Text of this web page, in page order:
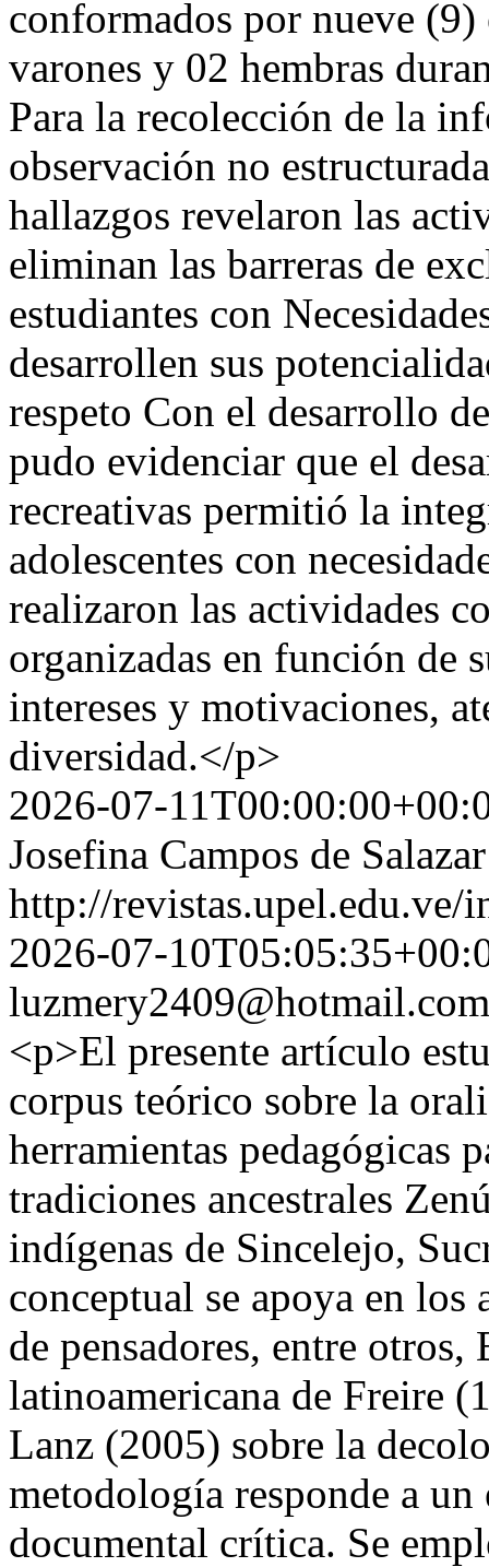
conformados por nueve
varones y 02 hembras
Para la recolección de la
observación no
hallazgos revelaron las
eliminan las barreras de
estudiantes con
desarrollen sus
respeto Con el desarrollo
pudo evidenciar que el
recreativas permitió la
adolescentes con
realizaron las actividades
organizadas en función de
intereses y motivaciones,
diversidad.</p>
2026-07-
Josefina Campos de Salazar
http://
2026-07-
luzmery2409@hotmail.com
<p>El presente artículo
corpus teórico sobre la
herramientas pedagógicas
tradiciones ancestrales
indígenas de Sincelejo,
conceptual se apoya en
de pensadores, entre
latinoamericana de Freire
Lanz (2005) sobre la
metodología responde a
documental crítica. Se